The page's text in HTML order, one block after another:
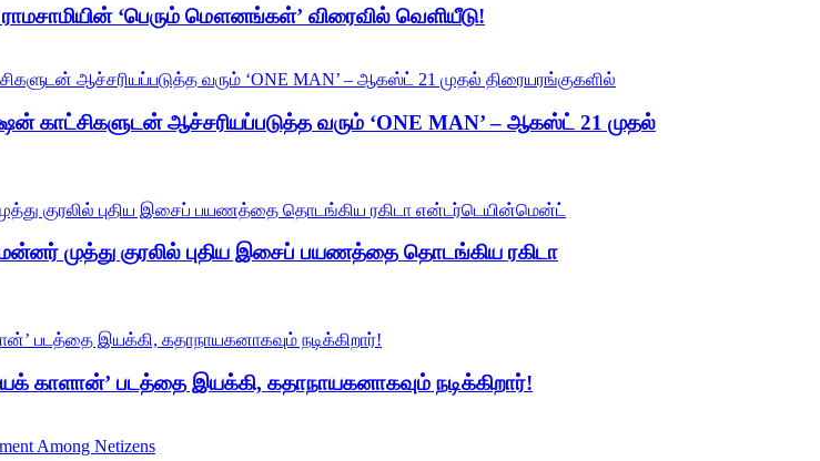
‘பெரும் மௌனங்கள்’ விரைவில் வெளியீடு!
காட்சிகளுடன் ஆச்சரியப்படுத்த வரும் ‘ONE MAN’ – ஆகஸ்ட் 21 முதல்
முத்து குரலில் புதிய இசைப் பயணத்தை தொடங்கிய ரகிடா
காளான்’ படத்தை இயக்கி, கதாநாயகனாகவும் நடிக்கிறார்!